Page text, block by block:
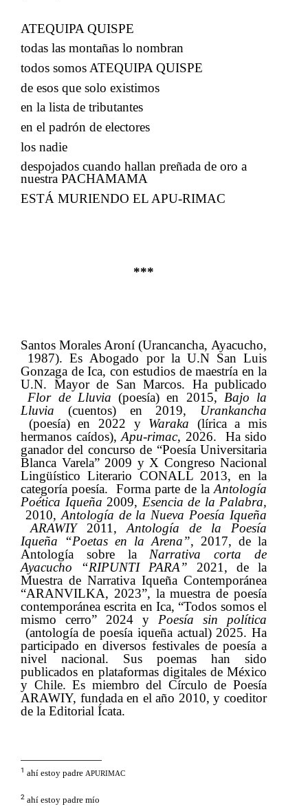
ATEQUIPA QUISPE
todas las montañas lo nombran
todos somos ATEQUIPA QUISPE
de esos que solo existimos
en la lista de tributantes
en el padrón de electores
los nadie
despojados cuando hallan preñada de oro a
nuestra PACHAMAMA
ESTÁ MURIENDO EL APU-RIMAC
***
Santos Morales Aroní ​​ (Urancancha, ​​ Ayacucho,​​
1987). ​​ Es ​​ Abogado por la U.N San Luis
Gonzaga de Ica, con estudios de maestría en la
U.N. Mayor de San Marcos. Ha publicado​​
Flor de Lluvia ​​ (poesía) en 2015,​​ Bajo la
Lluvia ​​ (cuentos) en 2019,​​ Urankancha
(poesía) en 2022 y​​ Waraka ​​ (lírica a mis
hermanos caídos),​​ Apu-rimac, 2026.​​
Ha sido
ganador del concurso de “Poesía Universitaria
Blanca Varela” 2009 y X Congreso Nacional
Lingüístico Literario CONALL 2013, en la
categoría poesía. ​​ Forma parte de la​​ Antología
Poética Iqueña ​​ 2009,​​ Esencia de la Palabra,
2010,​​ Antología de la Nueva Poesía Iqueña
ARAWIY​​ 2011,​​ Antología de la Poesía
Iqueña “Poetas en la Arena”, 2017, de la
Antología sobre la​​ Narrativa corta de
Ayacucho “RIPUNTI PARA”
2021, de la
Muestra de Narrativa Iqueña Contemporánea
“ARANVILKA, 2023”, la muestra de poesía
contemporánea escrita en Ica, “Todos somos el
mismo cerro” 2024 y​​ Poesía sin política
(antología de poesía iqueña actual) 2025. ​​Ha
participado en diversos festivales de poesía a
nivel nacional. Sus poemas han sido
publicados en plataformas digitales de México
y Chile. Es miembro del Círculo de Poesía
ARAWIY, fundada en el año 2010, y coeditor
de la Editorial Ícata. ​​
1 ahí estoy padre​​ APURIMAC
2 ahí estoy padre mío